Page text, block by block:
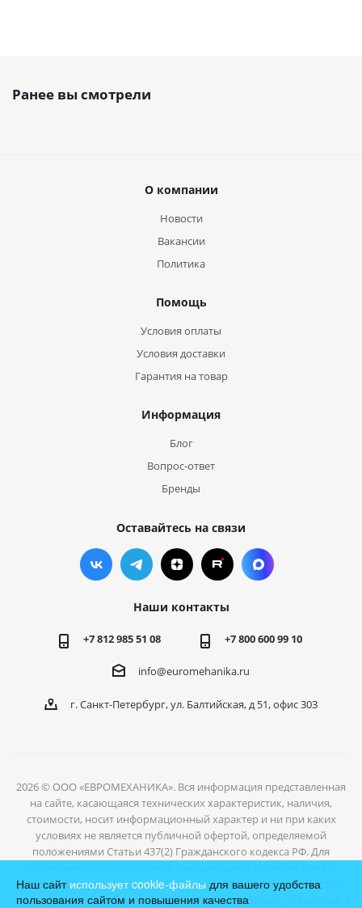
Ранее вы смотрели
О компании
Новости
Вакансии
Политика
Помощь
Условия оплаты
Условия доставки
Гарантия на товар
Информация
Блог
Вопрос-ответ
Бренды
Оставайтесь на связи
Наши контакты
+7 812 985 51 08 +7 800 600 99 10
info@euromehanika.ru
г. Санкт-Петербург, ул. Балтийская, д 51, офис 303
2026 © ООО «ЕВРОМЕХАНИКА». Вся информация представленная
на сайте, касающаяся технических характеристик, наличия,
стоимости, носит информационный характер и ни при каких
условиях не является публичной офертой, определяемой
положениями Статьи 437(2) Гражданского кодекса РФ. Для
условиях отгрузки товаров, обратитесь к нашим специалистам с
помощью формы обратной связи или по телефонам, указанным в
Наш сайт использует cookie-файлы для вашего удобства
пользования сайтом и повышения качества